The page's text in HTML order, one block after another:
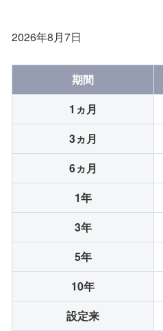
2026年8月7日
期間
1ヵ月
3ヵ月
6ヵ月
1年
3年
5年
10年
設定来